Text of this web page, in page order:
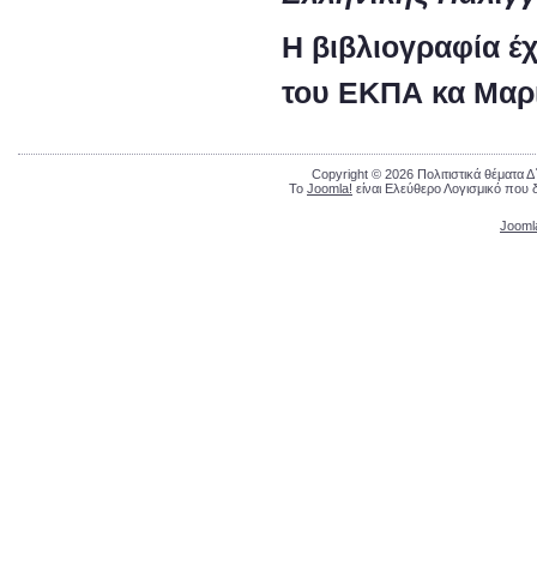
Η βιβλιογραφία
του ΕΚΠΑ κα
Copyright © 2026 Πολιτιστικά θέματα
Το Joomla! είναι Ελεύθερο Λογισμικό που